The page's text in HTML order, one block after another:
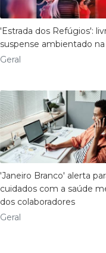
'Estrada dos Refúgios':
suspense ambientado na
Geral
'Janeiro Branco' alerta
cuidados com a saúde
dos colaboradores
Geral